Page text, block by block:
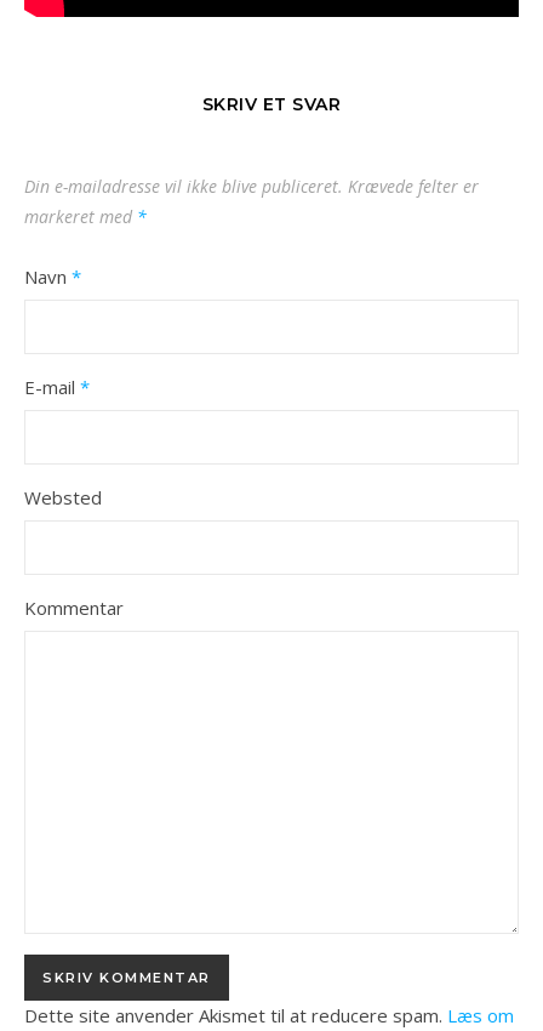
SKRIV ET SVAR
Din e-mailadresse vil ikke blive publiceret. Krævede felter er
markeret med *
Navn *
E-mail *
Websted
Kommentar
Dette site anvender Akismet til at reducere spam. Læs om